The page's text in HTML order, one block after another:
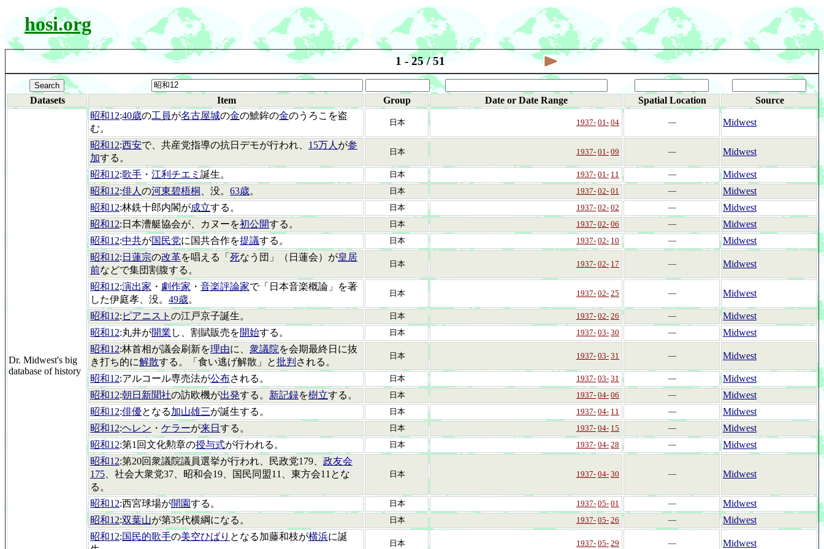
hosi.org
1 - 25 / 51
Datasets Item Group Date or Date Range Spatial Location Source
Dr. Midwest's big
database of history
昭和12:40歳の工員が名古屋城の金の鯱鉾の金のうろこを盗
む。
日本 1937- 01- 04 ― Midwest
昭和12:西安で、共産党指導の抗日デモが行われ、 15万人 が参
加する。
日本 1937- 01- 09 ― Midwest
昭和12:歌手 ・ 江利チエミ 誕生。 日本 1937- 01- 11 ―
Midwest
昭和12:俳人 の河東碧梧桐 、没。 63歳。 日本 1937- 02- 01 ―
Midwest
昭和12:林銑十郎内閣が成立する。 日本 1937- 02- 02 ―
Midwest
昭和12:日本漕艇協会が、カヌーを初公開する。 日本 1937- 02- 06 ―
Midwest
昭和12:中共が国民党に国共合作を提議する。 日本 1937- 02- 10 ―
Midwest
昭和12: 日蓮宗の改革を唱える「 死なう団」（日蓮会）が皇居
前などで集団割腹する。
日本 1937- 02- 17 ― Midwest
昭和12:演出家 ・ 劇作家 ・ 音楽評論家で「日本音楽概論」を著
した伊庭孝、没。 49歳。
日本 1937- 02- 25 ― Midwest
昭和12: ピアニスト の江戸京子誕生。 日本 1937- 02- 26 ―
Midwest
昭和12:丸井が開業 し、割賦販売を開始する。 日本 1937- 03- 30 ―
Midwest
昭和12:林首相が議会刷新を理由に、 衆議院を会期最終日に抜
き打ち的に解散する。「食い逃げ解散」と批判 される。
日本 1937- 03- 31 ― Midwest
昭和12:アルコール専売法が公布される。 日本 1937- 03- 31 ―
Midwest
昭和12:朝日新聞社の訪欧機が出発する。 新記録を樹立する。 日本 1937- 04- 06 ―
Midwest
昭和12:俳優となる加山雄三が誕生する。 日本 1937- 04- 11 ―
Midwest
昭和12:ヘレン ・ ケラーが来日 する。 日本 1937- 04- 15 ―
Midwest
昭和12:第1回文化勲章の授与式が行われる。 日本 1937- 04- 28 ―
Midwest
昭和12:第20回衆議院議員選挙が行われ、民政党179、 政友会
175 、社会大衆党37、昭和会19、国民同盟11、東方会11とな
る。
日本 1937- 04- 30 ― Midwest
昭和12:西宮球場が開園する。 日本 1937- 05- 01 ―
Midwest
昭和12:双葉山が第35代横綱になる。 日本 1937- 05- 26 ―
Midwest
昭和12:国民的歌手の美空ひばり となる加藤和枝が横浜に誕
日本 1937- 05- 29 ― Midwest